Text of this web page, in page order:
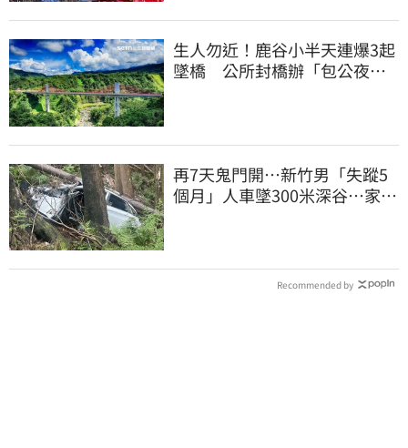
生人勿近！鹿谷小半天連爆3起
墜橋 公所封橋辦「包公夜
再7天鬼門開…新竹男「失蹤5
個月」人車墜300米深谷…家人
Recommended by